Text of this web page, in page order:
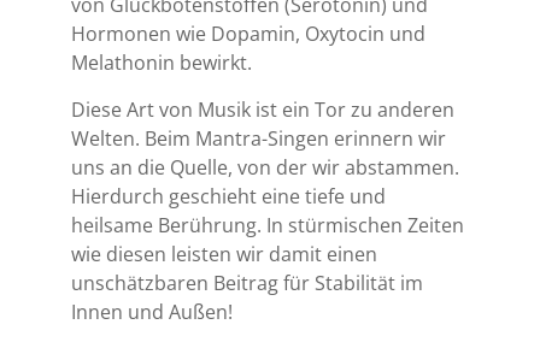
von Glückbotenstoffen (Serotonin) und
Hormonen wie Dopamin, Oxytocin und
Melathonin bewirkt.
Diese Art von Musik ist ein Tor zu anderen
Welten. Beim Mantra-Singen erinnern wir
uns an die Quelle, von der wir abstammen.
Hierdurch geschieht eine tiefe und
heilsame Berührung. In stürmischen Zeiten
wie diesen leisten wir damit einen
unschätzbaren Beitrag für Stabilität im
Innen und Außen!